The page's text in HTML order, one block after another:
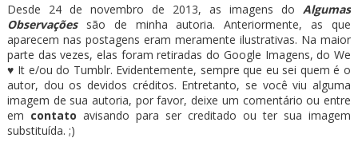
Desde 24 de novembro de 2013, as imagens doAlgumas
Observaçõessão de minha autoria. Anteriormente, as que
aparecem nas postagens eram meramente ilustrativas. Na maior
parte das vezes, elas foram retiradas do Google Imagens, do We
♥ It e/ou do Tumblr. Evidentemente, sempre que eu sei quem é o
autor, dou os devidos créditos. Entretanto, se você viu alguma
imagem de sua autoria, por favor, deixe um comentário ou entre
em contato avisando para ser creditado ou ter sua imagem
substituída. ;)